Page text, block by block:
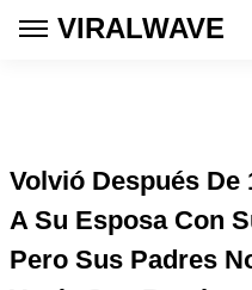
VIRALWAVE
Volvió Después De
A Su Esposa Con
Pero Sus Padres